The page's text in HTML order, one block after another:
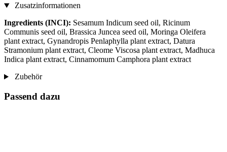
Zusatzinformationen
Ingredients (INCI): Sesamum Indicum seed oil, Ricinum
Communis seed oil, Brassica Juncea seed oil, Moringa Oleifera
plant extract, Gynandropis Penlaphylla plant extract, Datura
Stramonium plant extract, Cleome Viscosa plant extract, Madhuca
Indica plant extract, Cinnamomum Camphora plant extract
Zubehör
Passend dazu